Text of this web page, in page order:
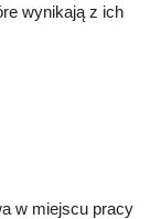
wynikają z ich
w miejscu pracy